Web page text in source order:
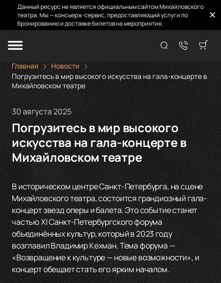
Данный ресурс не является официальным сайтом Михайловского
театра. Мы — консьерж-сервис, предоставляющий услуги по
бронированию и доставке билетов на мероприятия.
Главная
Новости
Погрузитесь в мир высокого искусства на гала-концерте в
Михайловском театре
30 августа 2025
Погрузитесь в мир высокого
искусства на гала-концерте в
Михайловском театре
В историческом центре Санкт-Петербурга, на сцене
Михайловского театра, состоится грандиозный гала-
концерт звезд оперы и балета. Это событие станет
частью XI Санкт-Петербургского форума
объединённых культур, который в 2023 году
возглавил Владимир Кехман. Тема форума —
«Возвращение к культуре — новые возможности», и
концерт обещает стать его ярким началом.